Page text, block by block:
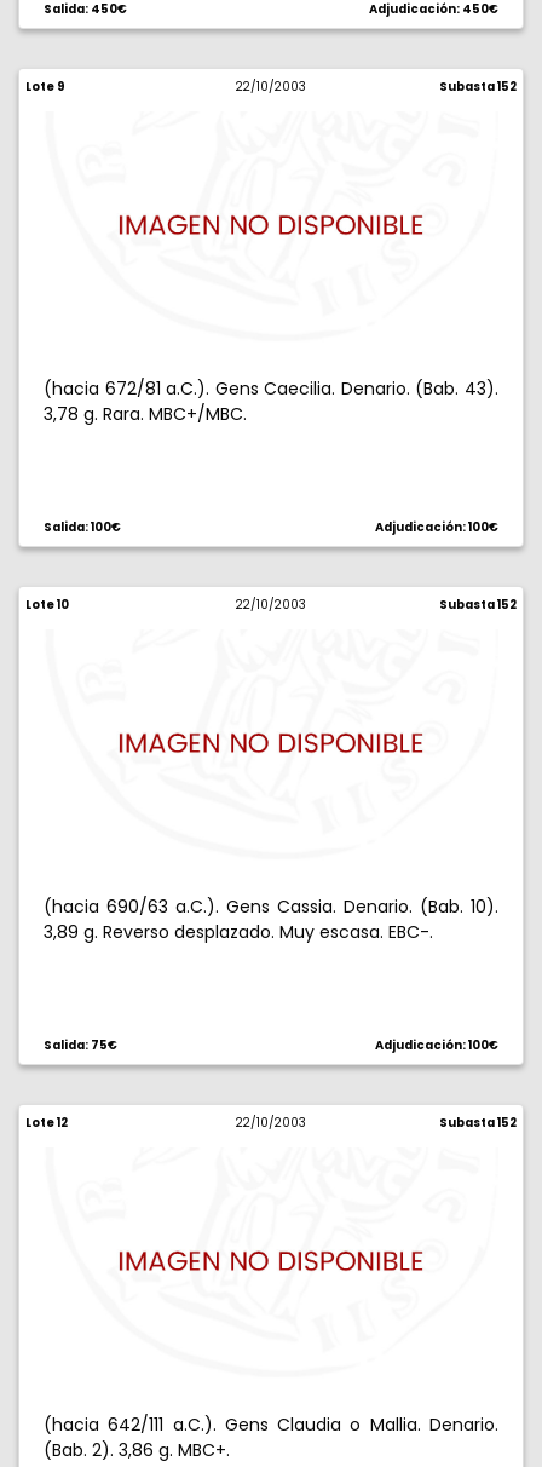
Salida: 450€ Adjudicación: 450€
Lote 9 22/10/2003 Subasta 152
(hacia 672/81 a.C.). Gens Caecilia. Denario. (Bab. 43).
3,78 g. Rara. MBC+/MBC.
Salida: 100€ Adjudicación: 100€
Lote 10 22/10/2003 Subasta 152
(hacia 690/63 a.C.). Gens Cassia. Denario. (Bab. 10).
3,89 g. Reverso desplazado. Muy escasa. EBC-.
Salida: 75€ Adjudicación: 100€
Lote 12 22/10/2003 Subasta 152
(hacia 642/111 a.C.). Gens Claudia o Mallia. Denario.
(Bab. 2). 3,86 g. MBC+.